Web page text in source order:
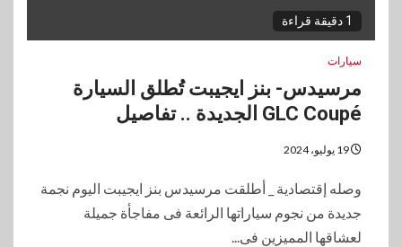
1 دقيقة قراءة
سيارات
مرسيدس- بنز ايجيبت تُطلق السيارة
GLC Coupé الجديدة .. تفاصيل
وصله إقتصادية _ أطلقت مرسيدس بنز ايجيبت اليوم نجمة
جديدة من نجوم سياراتها الرائعة فى مفاجأة جميلة
لعشاقها المميزين فى...